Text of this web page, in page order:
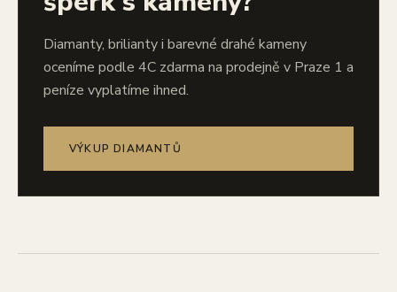
Diamanty, brilianty i barevné drahé kameny
oceníme podle 4C zdarma na prodejně v Praze 1 a
peníze vyplatíme ihned.
VÝKUP DIAMANTŮ